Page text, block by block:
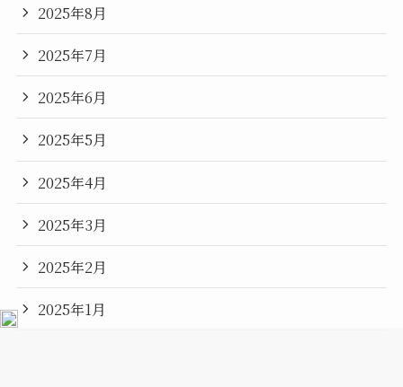
2025年8月
2025年7月
2025年6月
2025年5月
2025年4月
2025年3月
2025年2月
2025年1月